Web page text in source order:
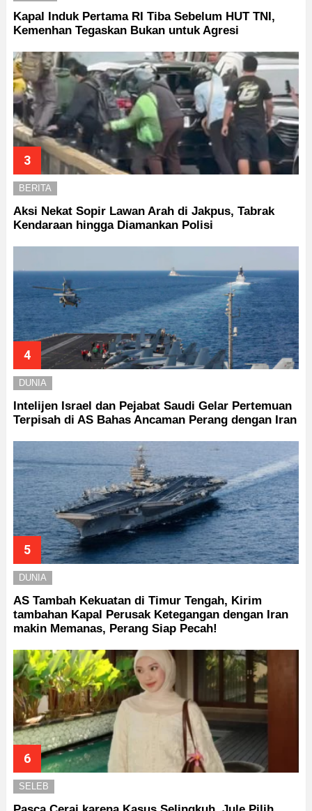
Kapal Induk Pertama RI Tiba Sebelum HUT TNI,
Kemenhan Tegaskan Bukan untuk Agresi
BERITA
Aksi Nekat Sopir Lawan Arah di Jakpus, Tabrak
Kendaraan hingga Diamankan Polisi
DUNIA
Intelijen Israel dan Pejabat Saudi Gelar Pertemuan
Terpisah di AS Bahas Ancaman Perang dengan Iran
DUNIA
AS Tambah Kekuatan di Timur Tengah, Kirim
tambahan Kapal Perusak Ketegangan dengan Iran
makin Memanas, Perang Siap Pecah!
SELEB